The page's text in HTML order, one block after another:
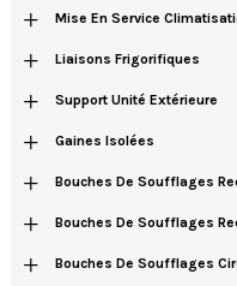
+ Mise En Service
+ Liaisons Frigorifiques
+ Support Unité Extérieure
+ Gaines Isolées
+ Bouches De Soufflages
+ Bouches De Soufflages
+ Bouches De Soufflages